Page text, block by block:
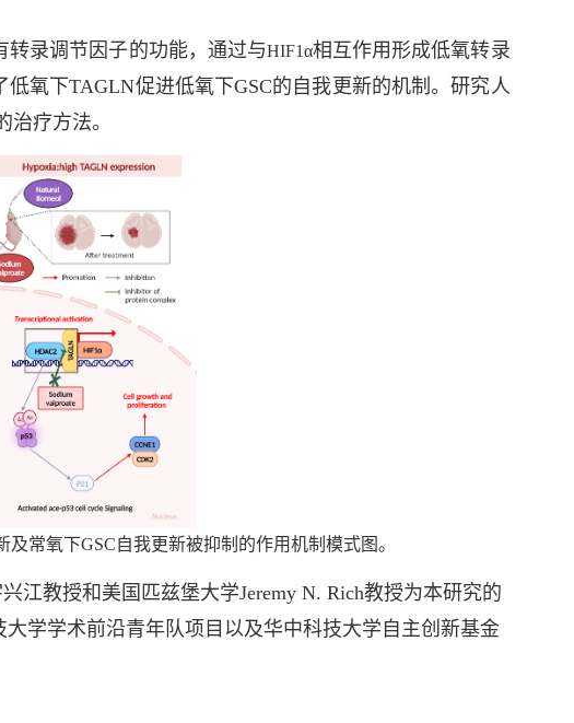
转录调节因子的功能，通过与HIF1α相互作用形成低氧转录
氧下TAGLN促进低氧下GSC的自我更新的机制。研究人
疗方法。
常氧下GSC自我更新被抑制的作用机制模式图。
江教授和美国匹兹堡大学Jeremy N. Rich教授为本研究的
学学术前沿青年队项目以及华中科技大学自主创新基金